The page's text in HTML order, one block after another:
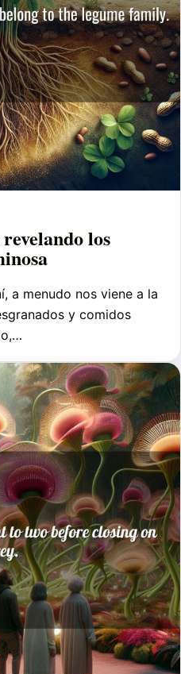
los
a menudo nos viene a la
y comidos